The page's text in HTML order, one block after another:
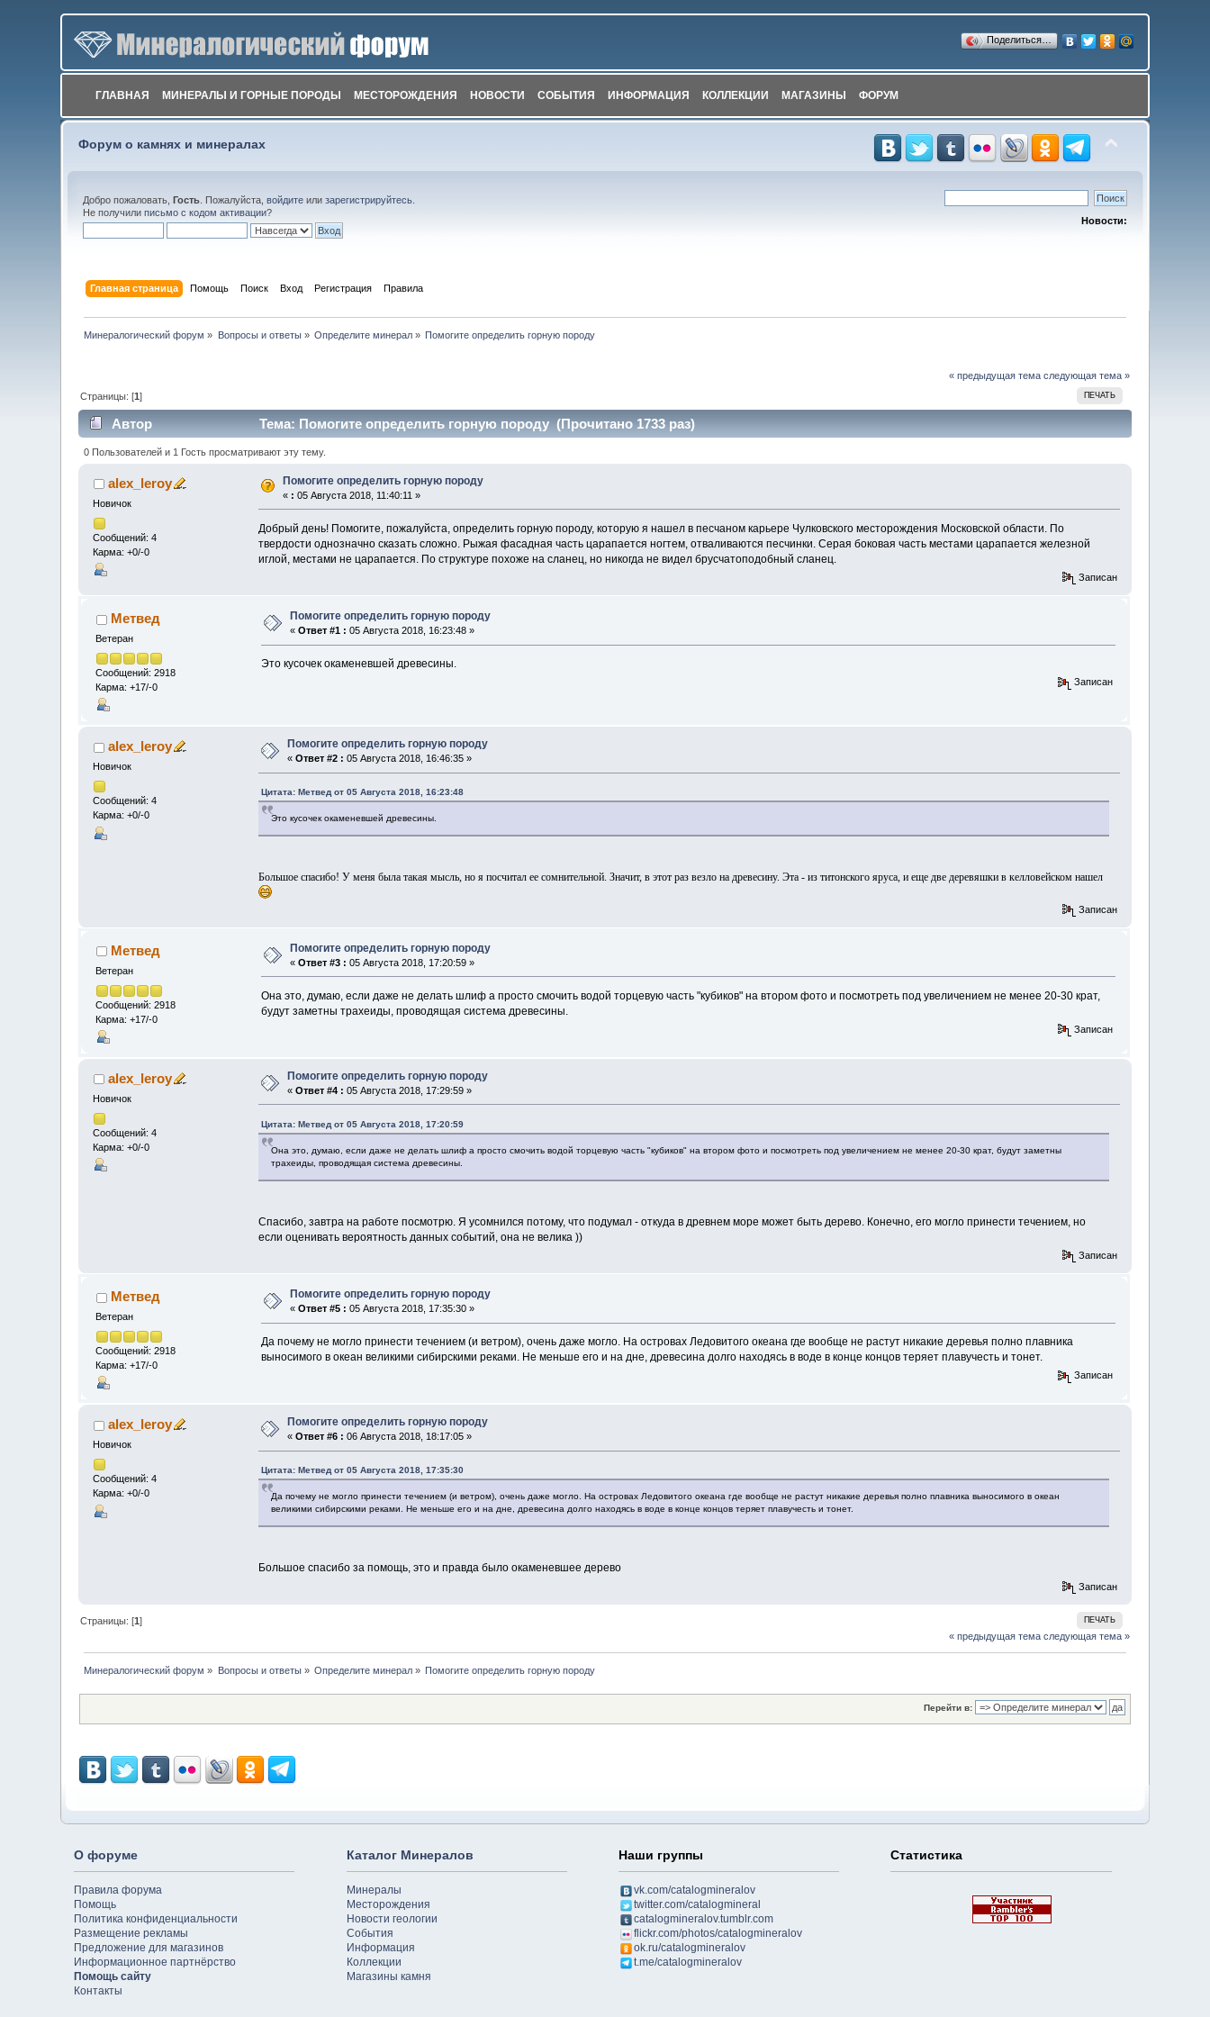
Поделиться…
ГЛАВНАЯ МИНЕРАЛЫ И ГОРНЫЕ ПОРОДЫ МЕСТОРОЖДЕНИЯ НОВОСТИ СОБЫТИЯ ИНФОРМАЦИЯ КОЛЛЕКЦИИ МАГАЗИНЫ ФОРУМ
Форум о камнях и минералах
Добро пожаловать,Гость . Пожалуйста,войдите илизарегистрируйтесь
Не получилиписьмо с кодом активации?
Новости:
Главная страница Помощь Поиск Вход Регистрация Правила
Минералогический форум » Вопросы и ответы» Определите минерал » Помогите определить горную породу
« предыдущая тема следующая тема »
ПЕЧАТЬ
Страницы: [1]
Автор Тема: Помогите определить горную породу (Прочитано 1733 раз)
0 Пользователей и 1 Гость просматривают эту тему.
alex_leroy
Новичок
Сообщений: 4
Карма: +0/-0
Помогите определить горную породу
« : 05 Августа 2018, 11:40:11 »
Добрый день! Помогите, пожалуйста, определить горную породу, которую я нашел в песчаном карьере Чулковского месторождения Московской области. По
твердости однозначно сказать сложно. Рыжая фасадная часть царапается ногтем, отваливаются песчинки. Серая боковая часть местами царапается железной
иглой, местами не царапается. По структуре похоже на сланец, но никогда не видел брусчатоподобный сланец.
Записан
Метвед
Ветеран
Сообщений: 2918
Карма: +17/-0
Помогите определить горную породу
«Ответ #1 : 05 Августа 2018, 16:23:48 »
Это кусочек окаменевшей древесины.
Записан
alex_leroy
Новичок
Сообщений: 4
Карма: +0/-0
Помогите определить горную породу
«Ответ #2 : 05 Августа 2018, 16:46:35 »
Цитата: Метвед от 05 Августа 2018, 16:23:48
Это кусочек окаменевшей древесины.
Большое спасибо! У меня была такая мысль, но я посчитал ее сомнительной. Значит, в этот раз везло на древесину. Эта - из титонского яруса, и еще две деревяшки в келловейском нашел
Записан
Метвед
Ветеран
Сообщений: 2918
Карма: +17/-0
Помогите определить горную породу
«Ответ #3 : 05 Августа 2018, 17:20:59 »
Она это, думаю, если даже не делать шлиф а просто смочить водой торцевую часть "кубиков" на втором фото и посмотреть под увеличением не менее 20-30 крат,
будут заметны трахеиды, проводящая система древесины.
Записан
alex_leroy
Новичок
Сообщений: 4
Карма: +0/-0
Помогите определить горную породу
«Ответ #4 : 05 Августа 2018, 17:29:59 »
Цитата: Метвед от 05 Августа 2018, 17:20:59
Она это, думаю, если даже не делать шлиф а просто смочить водой торцевую часть "кубиков" на втором фото и посмотреть под увеличением не менее 20-30 крат, будут заметны
трахеиды, проводящая система древесины.
Спасибо, завтра на работе посмотрю. Я усомнился потому, что подумал - откуда в древнем море может быть дерево. Конечно, его могло принести течением, но
если оценивать вероятность данных событий, она не велика ))
Записан
Метвед
Ветеран
Сообщений: 2918
Карма: +17/-0
Помогите определить горную породу
«Ответ #5 : 05 Августа 2018, 17:35:30 »
Да почему не могло принести течением (и ветром), очень даже могло. На островах Ледовитого океана где вообще не растут никакие деревья полно плавника
выносимого в океан великими сибирскими реками. Не меньше его и на дне, древесина долго находясь в воде в конце концов теряет плавучесть и тонет.
Записан
alex_leroy
Новичок
Сообщений: 4
Карма: +0/-0
Помогите определить горную породу
«Ответ #6 : 06 Августа 2018, 18:17:05 »
Цитата: Метвед от 05 Августа 2018, 17:35:30
Да почему не могло принести течением (и ветром), очень даже могло. На островах Ледовитого океана где вообще не растут никакие деревья полно плавника выносимого в океан
великими сибирскими реками. Не меньше его и на дне, древесина долго находясь в воде в конце концов теряет плавучесть и тонет.
Большое спасибо за помощь, это и правда было окаменевшее дерево
Записан
ПЕЧАТЬ
Страницы: [1]
« предыдущая тема следующая тема »
Минералогический форум » Вопросы и ответы» Определите минерал » Помогите определить горную породу
Перейти в:
О форуме
Правила форума
Помощь
Политика конфиденциальности
Размещение рекламы
Предложение для магазинов
Информационное партнёрство
Помощь сайту
Контакты
Каталог Минералов
Минералы
Месторождения
Новости геологии
События
Информация
Коллекции
Магазины камня
Наши группы
vk.com/catalogmineralov
twitter.com/catalogmineral
catalogmineralov.tumblr.com
flickr.com/photos/catalogmineralov
ok.ru/catalogmineralov
t.me/catalogmineralov
Статистика